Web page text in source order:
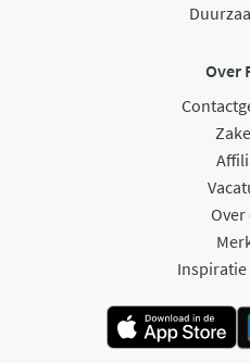
Over
Over
Inspiratie